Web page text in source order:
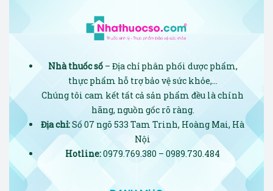
Nhà thuốc số– Địa chỉ phân phối dược phẩm,
thực phẩm hỗ trợ bảo vệ sức khỏe,…
Chúng tôi cam kết tất cả sản phẩm đều là chính
hãng, nguồn gốc rõ ràng.
Địa chỉ:Số 07 ngõ 533 Tam Trinh, Hoàng Mai, Hà
Nội
Hotline:0979.769.380 – 0989.730.484